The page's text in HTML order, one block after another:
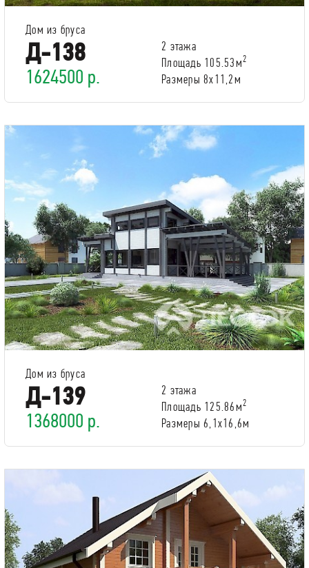
Дом из бруса
Д-138
1624500 р.
2 этажа
Площадь 105.53м2
Размеры 8х11,2м
Дом из бруса
Д-139
1368000 р.
2 этажа
Площадь 125.86м2
Размеры 6,1х16,6м